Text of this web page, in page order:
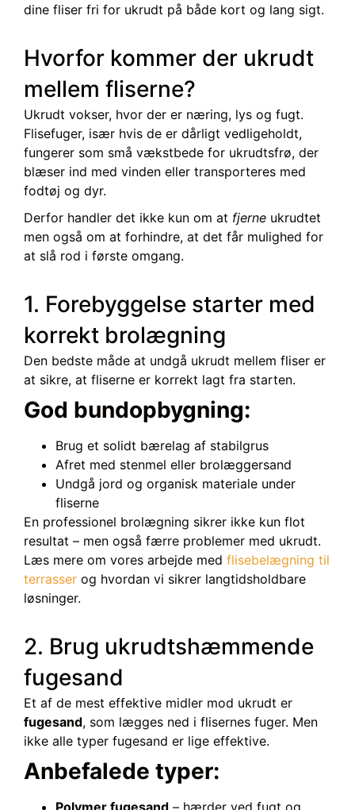
dine fliser fri for ukrudt på både kort og lang sigt.
Hvorfor kommer der ukrudt
mellem fliserne?
Ukrudt vokser, hvor der er næring, lys og fugt.
Flisefuger, især hvis de er dårligt vedligeholdt,
fungerer som små vækstbede for ukrudtsfrø, der
blæser ind med vinden eller transporteres med
fodtøj og dyr.
Derfor handler det ikke kun om at fjerne ukrudtet
men også om at forhindre, at det får mulighed for
at slå rod i første omgang.
1. Forebyggelse starter med
korrekt brolægning
Den bedste måde at undgå ukrudt mellem fliser er
at sikre, at fliserne er korrekt lagt fra starten.
God bundopbygning:
Brug et solidt bærelag af stabilgrus
Afret med stenmel eller brolæggersand
Undgå jord og organisk materiale under
fliserne
En professionel brolægning sikrer ikke kun flot
resultat – men også færre problemer med ukrudt.
Læs mere om vores arbejde med flisebelægning til
terrasser og hvordan vi sikrer langtidsholdbare
løsninger.
2. Brug ukrudtshæmmende
fugesand
Et af de mest effektive midler mod ukrudt er
fugesand, som lægges ned i flisernes fuger. Men
ikke alle typer fugesand er lige effektive.
Anbefalede typer:
Polymer fugesand – hærder ved fugt og